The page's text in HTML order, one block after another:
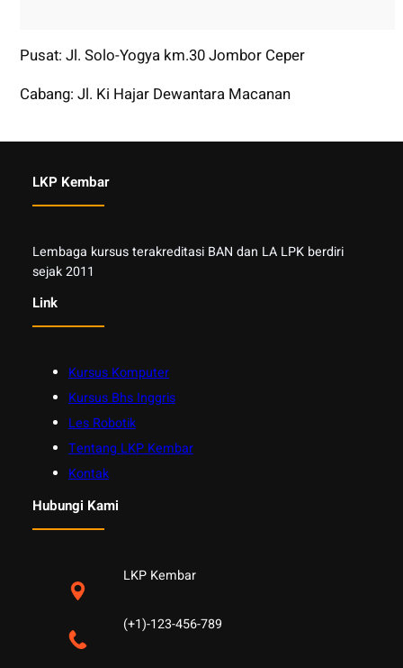
Pusat: Jl. Solo-Yogya km.30 Jombor Ceper
Cabang: Jl. Ki Hajar Dewantara Macanan
LKP Kembar
Lembaga kursus terakreditasi BAN dan LA LPK berdiri
sejak 2011
Link
Kursus Komputer
Kursus Bhs Inggris
Les Robotik
Tentang LKP Kembar
Kontak
Hubungi Kami
LKP Kembar
(+1)-123-456-789